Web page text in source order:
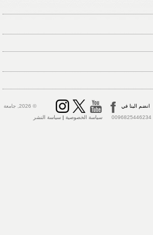
انضم الينا في
© 2026, جامعة
سياسة الخصوصية|سياسة النشر